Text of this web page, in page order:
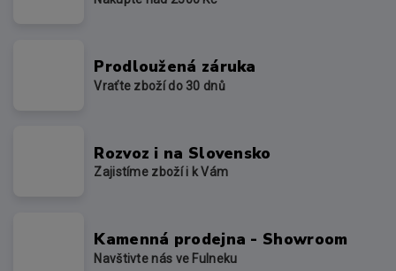
Prodloužená záruka
Vraťte zboží do 30 dnů
Rozvoz i na Slovensko
Zajistíme zboží i k Vám
Kamenná prodejna - Showroom
Navštivte nás ve Fulneku